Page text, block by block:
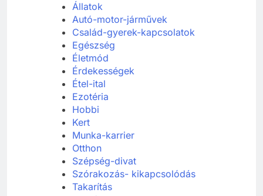
Állatok
Autó-motor-járművek
Család-gyerek-kapcsolatok
Egészség
Életmód
Érdekességek
Étel-ital
Ezotéria
Hobbi
Kert
Munka-karrier
Otthon
Szépség-divat
Szórakozás- kikapcsolódás
Takarítás